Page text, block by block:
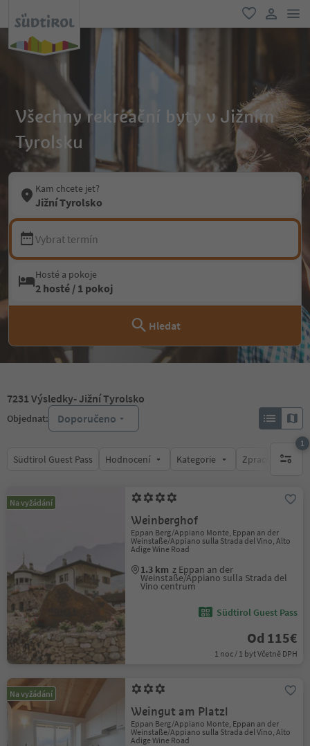
oblíbené
Všechny rekreační byty v Jižním
Tyrolsku
Kam chcete jet?
Jižní Tyrolsko
Vybrat termín
Hosté a pokoje
2 hosté / 1 pokoj
Hledat
7231 Výsledky- Jižní Tyrolsko
Objednat: Doporučeno
Südtirol Guest Pass Hodnocení Kategorie Zpracovává
1
1
Na vyžádání
Weinberghof
Eppan Berg/Appiano Monte, Eppan an der
Weinstaße/Appiano sulla Strada del Vino, Alto
Adige Wine Road
1.3 km z Eppan an der
Weinstaße/Appiano sulla Strada del
Vino centrum
Südtirol Guest Pass
Od 115€
1 noc / 1 byt Včetně DPH
Na vyžádání
Weingut am Platzl
Eppan Berg/Appiano Monte, Eppan an der
Weinstaße/Appiano sulla Strada del Vino, Alto
Adige Wine Road